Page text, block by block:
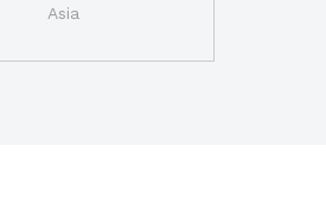
Asia